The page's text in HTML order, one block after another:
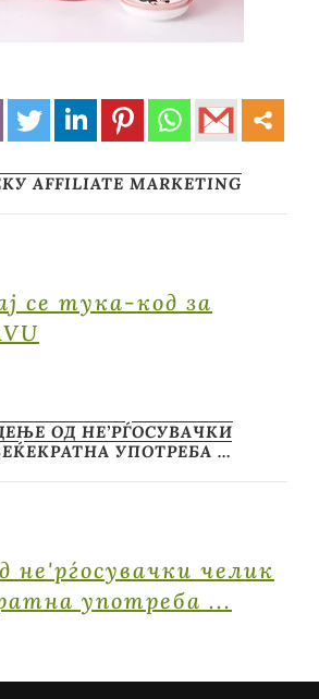
AFFILIATE MARKETING
се тука-код за
ОД НЕ’РЃОСУВАЧКИ
УПОТРЕБА …